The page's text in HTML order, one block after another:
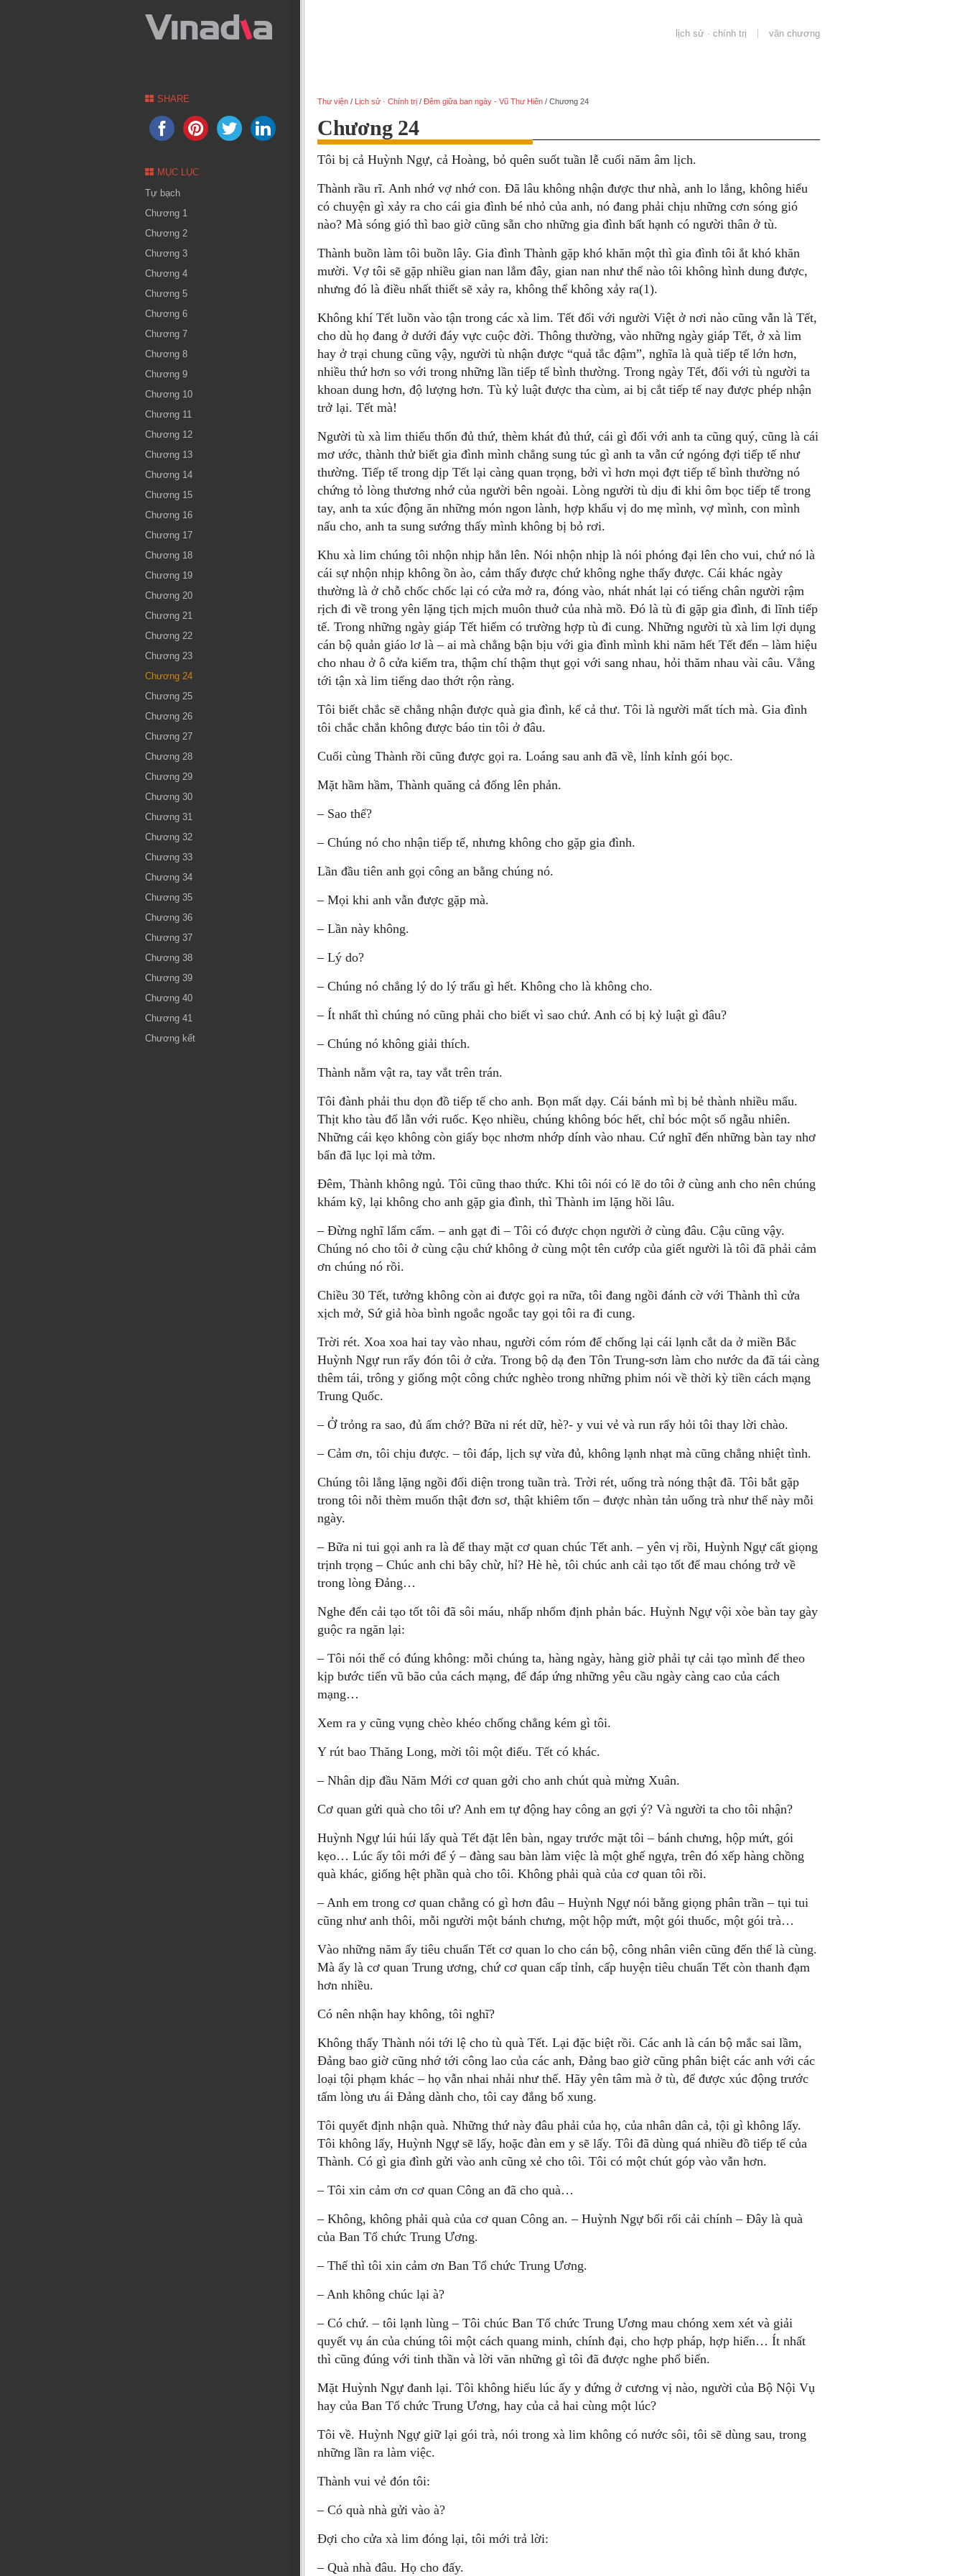
lịch sử · chính trị văn chương
Thư viện / Lịch sử · Chính trị / Đêm giữa ban ngày - Vũ Thư Hiên / Chương 24
Chương 24
Tôi bị cả Huỳnh Ngự, cả Hoàng, bỏ quên suốt tuần lễ cuối năm âm lịch.
Thành rầu rĩ. Anh nhớ vợ nhớ con. Ðã lâu không nhận được thư nhà, anh lo lắng, không hiểu
có chuyện gì xảy ra cho cái gia đình bé nhỏ của anh, nó đang phải chịu những cơn sóng gió
nào? Mà sóng gió thì bao giờ cũng sẵn cho những gia đình bất hạnh có người thân ở tù.
Thành buồn làm tôi buồn lây. Gia đình Thành gặp khó khăn một thì gia đình tôi ắt khó khăn
mười. Vợ tôi sẽ gặp nhiều gian nan lắm đây, gian nan như thế nào tôi không hình dung được,
nhưng đó là điều nhất thiết sẽ xảy ra, không thể không xảy ra(1).
Không khí Tết luồn vào tận trong các xà lim. Tết đối với người Việt ở nơi nào cũng vẫn là Tết,
cho dù họ đang ở dưới đáy vực cuộc đời. Thông thường, vào những ngày giáp Tết, ở xà lim
hay ở trại chung cũng vậy, người tù nhận được “quả tắc đậm”, nghĩa là quà tiếp tế lớn hơn,
nhiều thứ hơn so với trong những lần tiếp tế bình thường. Trong ngày Tết, đối với tù người ta
khoan dung hơn, độ lượng hơn. Tù kỷ luật được tha cùm, ai bị cắt tiếp tế nay được phép nhận
trở lại. Tết mà!
Người tù xà lim thiếu thốn đủ thứ, thèm khát đủ thứ, cái gì đối với anh ta cũng quý, cũng là cái
mơ ước, thành thử biết gia đình mình chẳng sung túc gì anh ta vẫn cứ ngóng đợi tiếp tế như
thường. Tiếp tế trong dịp Tết lại càng quan trọng, bởi vì hơn mọi đợt tiếp tế bình thường nó
chứng tỏ lòng thương nhớ của người bên ngoài. Lòng người tù dịu đi khi ôm bọc tiếp tế trong
tay, anh ta xúc động ăn những món ngon lành, hợp khẩu vị do mẹ mình, vợ mình, con mình
nấu cho, anh ta sung sướng thấy mình không bị bỏ rơi.
Khu xà lim chúng tôi nhộn nhịp hẳn lên. Nói nhộn nhịp là nói phóng đại lên cho vui, chứ nó là
cái sự nhộn nhịp không ồn ào, cảm thấy được chứ không nghe thấy được. Cái khác ngày
thường là ở chỗ chốc chốc lại có cửa mở ra, đóng vào, nhát nhát lại có tiếng chân người rậm
rịch đi về trong yên lặng tịch mịch muôn thuở của nhà mồ. Ðó là tù đi gặp gia đình, đi lĩnh tiếp
tế. Trong những ngày giáp Tết hiếm có trường hợp tù đi cung. Những người tù xà lim lợi dụng
cán bộ quản giáo lơ là – ai mà chẳng bận bịu với gia đình mình khi năm hết Tết đến – làm hiệu
cho nhau ở ô cửa kiểm tra, thậm chí thậm thụt gọi với sang nhau, hỏi thăm nhau vài câu. Vẳng
tới tận xà lim tiếng dao thớt rộn ràng.
Tôi biết chắc sẽ chẳng nhận được quà gia đình, kể cả thư. Tôi là người mất tích mà. Gia đình
tôi chắc chắn không được báo tin tôi ở đâu.
Cuối cùng Thành rồi cũng được gọi ra. Loáng sau anh đã về, lỉnh kỉnh gói bọc.
Mặt hầm hầm, Thành quăng cả đống lên phản.
– Sao thế?
– Chúng nó cho nhận tiếp tế, nhưng không cho gặp gia đình.
Lần đầu tiên anh gọi công an bằng chúng nó.
– Mọi khi anh vẫn được gặp mà.
– Lần này không.
– Lý do?
– Chúng nó chẳng lý do lý trấu gì hết. Không cho là không cho.
– Ít nhất thì chúng nó cũng phải cho biết vì sao chứ. Anh có bị kỷ luật gì đâu?
– Chúng nó không giải thích.
Thành nằm vật ra, tay vắt trên trán.
Tôi đành phải thu dọn đồ tiếp tế cho anh. Bọn mất dạy. Cái bánh mì bị bẻ thành nhiều mẩu.
Thịt kho tàu đổ lẫn với ruốc. Kẹo nhiều, chúng không bóc hết, chỉ bóc một số ngẫu nhiên.
Những cái kẹo không còn giấy bọc nhơm nhớp dính vào nhau. Cứ nghĩ đến những bàn tay nhơ
bẩn đã lục lọi mà tởm.
Ðêm, Thành không ngủ. Tôi cũng thao thức. Khi tôi nói có lẽ do tôi ở cùng anh cho nên chúng
khám kỹ, lại không cho anh gặp gia đình, thì Thành im lặng hồi lâu.
– Ðừng nghĩ lẩm cẩm. – anh gạt đi – Tôi có được chọn người ở cùng đâu. Cậu cũng vậy.
Chúng nó cho tôi ở cùng cậu chứ không ở cùng một tên cướp của giết người là tôi đã phải cảm
ơn chúng nó rồi.
Chiều 30 Tết, tưởng không còn ai được gọi ra nữa, tôi đang ngồi đánh cờ với Thành thì cửa
xịch mở, Sứ giả hòa bình ngoắc ngoắc tay gọi tôi ra đi cung.
Trời rét. Xoa xoa hai tay vào nhau, người cóm róm để chống lại cái lạnh cắt da ở miền Bắc
Huỳnh Ngự run rẩy đón tôi ở cửa. Trong bộ dạ đen Tôn Trung-sơn làm cho nước da đã tái càng
thêm tái, trông y giống một công chức nghèo trong những phim nói về thời kỳ tiền cách mạng
Trung Quốc.
– Ở trỏng ra sao, đủ ấm chớ? Bữa ni rét dữ, hè?- y vui vẻ và run rẩy hỏi tôi thay lời chào.
– Cảm ơn, tôi chịu được. – tôi đáp, lịch sự vừa đủ, không lạnh nhạt mà cũng chẳng nhiệt tình.
Chúng tôi lẳng lặng ngồi đối diện trong tuần trà. Trời rét, uống trà nóng thật đã. Tôi bắt gặp
trong tôi nỗi thèm muốn thật đơn sơ, thật khiêm tốn – được nhàn tản uống trà như thế này mỗi
ngày.
– Bữa ni tui gọi anh ra là để thay mặt cơ quan chúc Tết anh. – yên vị rồi, Huỳnh Ngự cất giọng
trịnh trọng – Chúc anh chi bây chừ, hỉ? Hè hè, tôi chúc anh cải tạo tốt để mau chóng trở về
trong lòng Ðảng…
Nghe đến cải tạo tốt tôi đã sôi máu, nhấp nhổm định phản bác. Huỳnh Ngự vội xòe bàn tay gày
guộc ra ngăn lại:
– Tôi nói thế có đúng không: mỗi chúng ta, hàng ngày, hàng giờ phải tự cải tạo mình để theo
kịp bước tiến vũ bão của cách mạng, để đáp ứng những yêu cầu ngày càng cao của cách
mạng…
Xem ra y cũng vụng chèo khéo chống chẳng kém gì tôi.
Y rút bao Thăng Long, mời tôi một điếu. Tết có khác.
– Nhân dịp đầu Năm Mới cơ quan gởi cho anh chút quà mừng Xuân.
Cơ quan gửi quà cho tôi ư? Anh em tự động hay công an gợi ý? Và người ta cho tôi nhận?
Huỳnh Ngự lúi húi lấy quà Tết đặt lên bàn, ngay trước mặt tôi – bánh chưng, hộp mứt, gói
kẹo… Lúc ấy tôi mới để ý – đàng sau bàn làm việc là một ghế ngựa, trên đó xếp hàng chồng
quà khác, giống hệt phần quà cho tôi. Không phải quà của cơ quan tôi rồi.
– Anh em trong cơ quan chẳng có gì hơn đâu – Huỳnh Ngự nói bằng giọng phân trần – tụi tui
cũng như anh thôi, mỗi người một bánh chưng, một hộp mứt, một gói thuốc, một gói trà…
Vào những năm ấy tiêu chuẩn Tết cơ quan lo cho cán bộ, công nhân viên cũng đến thế là cùng.
Mà ấy là cơ quan Trung ương, chứ cơ quan cấp tỉnh, cấp huyện tiêu chuẩn Tết còn thanh đạm
hơn nhiều.
Có nên nhận hay không, tôi nghĩ?
Không thấy Thành nói tới lệ cho tù quà Tết. Lại đặc biệt rồi. Các anh là cán bộ mắc sai lầm,
Ðảng bao giờ cũng nhớ tới công lao của các anh, Ðảng bao giờ cũng phân biệt các anh với các
loại tội phạm khác – họ vẫn nhai nhải như thế. Hãy yên tâm mà ở tù, để được xúc động trước
tấm lòng ưu ái Ðảng dành cho, tôi cay đắng bổ xung.
Tôi quyết định nhận quà. Những thứ này đâu phải của họ, của nhân dân cả, tội gì không lấy.
Tôi không lấy, Huỳnh Ngự sẽ lấy, hoặc đàn em y sẽ lấy. Tôi đã dùng quá nhiều đồ tiếp tế của
Thành. Có gì gia đình gửi vào anh cũng xẻ cho tôi. Tôi có một chút góp vào vẫn hơn.
– Tôi xin cảm ơn cơ quan Công an đã cho quà…
– Không, không phải quà của cơ quan Công an. – Huỳnh Ngự bối rối cải chính – Ðây là quà
của Ban Tổ chức Trung Ương.
– Thế thì tôi xin cảm ơn Ban Tổ chức Trung Ương.
– Anh không chúc lại à?
– Có chứ. – tôi lạnh lùng – Tôi chúc Ban Tổ chức Trung Ương mau chóng xem xét và giải
quyết vụ án của chúng tôi một cách quang minh, chính đại, cho hợp pháp, hợp hiến… Ít nhất
thì cũng đúng với tinh thần và lời văn những gì tôi đã được nghe phổ biến.
Mặt Huỳnh Ngự đanh lại. Tôi không hiểu lúc ấy y đứng ở cương vị nào, người của Bộ Nội Vụ
hay của Ban Tổ chức Trung Ương, hay của cả hai cùng một lúc?
Tôi về. Huỳnh Ngự giữ lại gói trà, nói trong xà lim không có nước sôi, tôi sẽ dùng sau, trong
những lần ra làm việc.
Thành vui vẻ đón tôi:
– Có quà nhà gửi vào à?
Ðợi cho cửa xà lim đóng lại, tôi mới trả lời:
– Quà nhà đâu. Họ cho đấy.
SHARE
MỤC LỤC
Tự bạch
Chương 1
Chương 2
Chương 3
Chương 4
Chương 5
Chương 6
Chương 7
Chương 8
Chương 9
Chương 10
Chương 11
Chương 12
Chương 13
Chương 14
Chương 15
Chương 16
Chương 17
Chương 18
Chương 19
Chương 20
Chương 21
Chương 22
Chương 23
Chương 24
Chương 25
Chương 26
Chương 27
Chương 28
Chương 29
Chương 30
Chương 31
Chương 32
Chương 33
Chương 34
Chương 35
Chương 36
Chương 37
Chương 38
Chương 39
Chương 40
Chương 41
Chương kết